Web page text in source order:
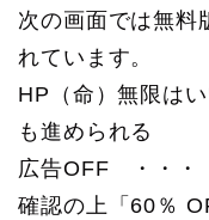
次の画面では無料
れています。
HP（命）無限は
も進められる
広告OFF ・・・
確認の上「60％